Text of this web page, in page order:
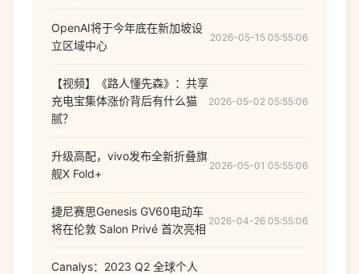
OpenAI将于今年底在新加坡设
立区域中心
2026-05-15 05:55:06
【视频】《路人懂先森》：共享
充电宝集体涨价背后有什么猫
腻？
2026-05-02 05:55:06
升级高配，vivo发布全新折叠旗
舰X Fold+
2026-05-01 05:55:06
捷尼赛思Genesis GV60电动车
将在伦敦 Salon Privé 首次亮相
2026-04-26 05:55:06
Canalys：2023 Q2 全球个人